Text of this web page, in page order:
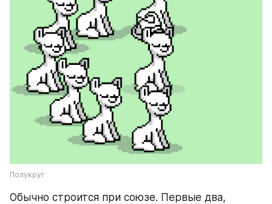
Полукруг
Обычно строится при союзе. Первые два,